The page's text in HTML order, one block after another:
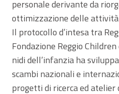
personale derivante da
ottimizzazione delle
Il protocollo d’intesa tra
Fondazione Reggio
nidi dell’infanzia ha
scambi nazionali e
progetti di ricerca ed